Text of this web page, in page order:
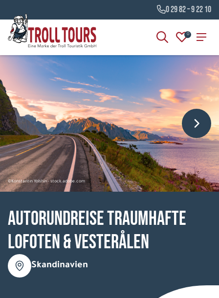
0 29 82 – 9 22 10
0
©Konstantin Yolshin - stock.adobe.com
Autorundreise Traumhafte
Lofoten & Vesterålen
Skandinavien